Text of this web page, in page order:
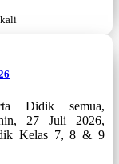
Didik semua,
27 Juli 2026,
Kelas 7, 8 & 9